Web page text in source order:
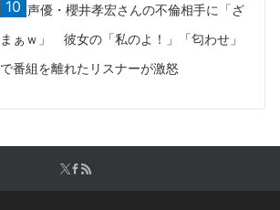
声優・櫻井孝宏さんの不倫相手に「ざ
まぁｗ」 彼女の「私のよ！」「匂わせ」
で番組を離れたリスナーが激怒